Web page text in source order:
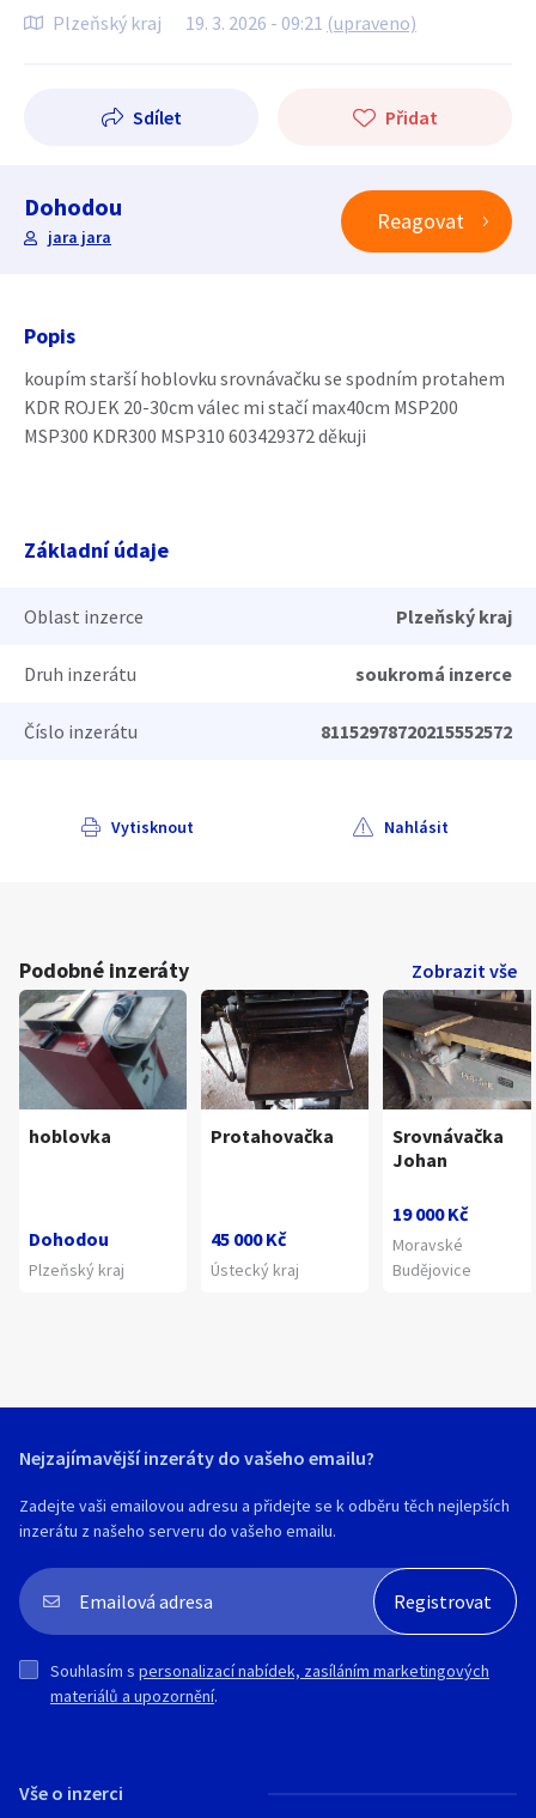
Plzeňský kraj 19. 3. 2026 - 09:21 (upraveno)
Sdílet Přidat
Dohodou
jara jara
Reagovat
Popis
koupím starší hoblovku srovnávačku se spodním protahem
KDR ROJEK 20-30cm válec mi stačí max40cm MSP200
MSP300 KDR300 MSP310 603429372 děkuji
Základní údaje
Oblast inzerce Plzeňský kraj
Druh inzerátu soukromá inzerce
Číslo inzerátu 81152978720215552572
Vytisknout Nahlásit
Podobné inzeráty Zobrazit vše
hoblovka
Dohodou
Plzeňský kraj
Protahovačka
45 000 Kč
Ústecký kraj
Srovnávačka
Johan
19 000 Kč
Moravské
Budějovice
Vše o inzerci
Nejzajímavější inzeráty do vašeho emailu?
Zadejte vaši emailovou adresu a přidejte se k odběru těch nejlepších
inzerátu z našeho serveru do vašeho emailu.
Souhlasím s personalizací nabídek, zasíláním marketingových
materiálů a upozornění.